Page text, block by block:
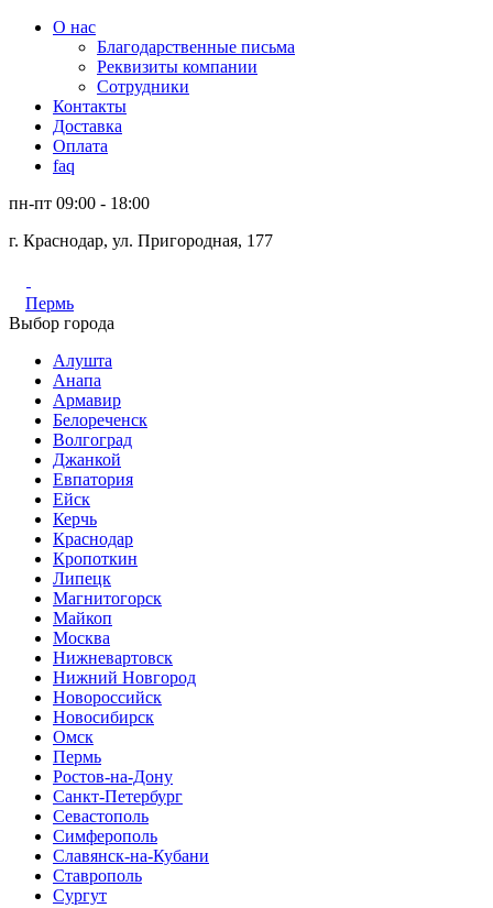
О нас
Благодарственные письма
Реквизиты компании
Сотрудники
Контакты
Доставка
Оплата
faq
пн-пт 09:00 - 18:00
г. Краснодар, ул. Пригородная, 177
Пермь
Выбор города
Алушта
Анапа
Армавир
Белореченск
Волгоград
Джанкой
Евпатория
Ейск
Керчь
Краснодар
Кропоткин
Липецк
Магнитогорск
Майкоп
Москва
Нижневартовск
Нижний Новгород
Новороссийск
Новосибирск
Омск
Пермь
Ростов-на-Дону
Санкт-Петербург
Севастополь
Симферополь
Славянск-на-Кубани
Ставрополь
Сургут